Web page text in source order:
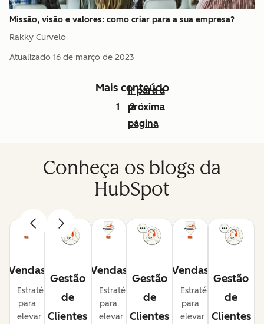
Missão, visão e valores: como criar para a sua empresa?
Rakky Curvelo
Atualizado 16 de março de 2023
Mais conteúdo
1 2
Ir para a
próxima
página
Conheça os blogs da
HubSpot
Vendas
Estratégias
para
elevar
Gestão
de
Clientes
Vendas
Estratégias
para
elevar
Gestão
de
Clientes
Vendas
Estratégias
para
elevar
Gestão
de
Clientes